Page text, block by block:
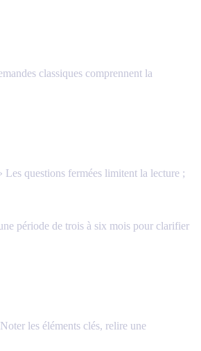
classiques comprennent la
questions fermées limitent la lecture ;
période de trois à six mois pour clarifier
les éléments clés, relire une